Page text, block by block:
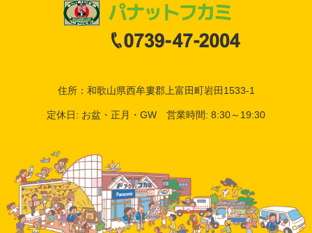
住所：和歌山県西牟婁郡上富田町岩田1533-1
定休日: お盆・正月・GW 営業時間: 8:30～19:30